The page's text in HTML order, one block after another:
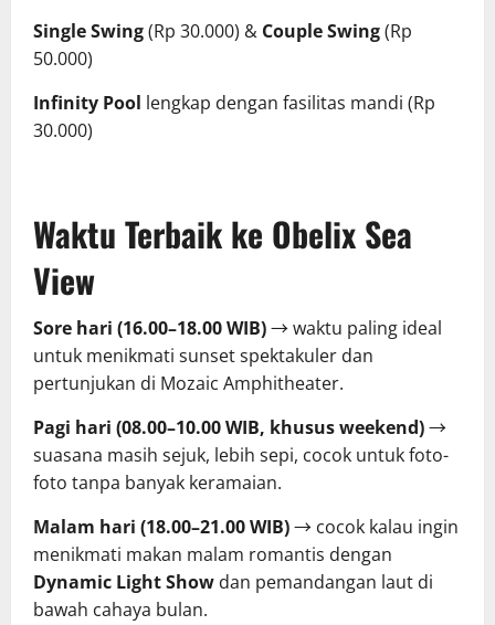
Single Swing(Rp 30.000) & Couple Swing(Rp
50.000)
Infinity Pool lengkap dengan fasilitas mandi (Rp
30.000)
Waktu Terbaik ke Obelix Sea
View
Sore hari (16.00–18.00 WIB)→ waktu paling ideal
untuk menikmati sunset spektakuler dan
pertunjukan di Mozaic Amphitheater.
Pagi hari (08.00–10.00 WIB, khusus weekend)→
suasana masih sejuk, lebih sepi, cocok untuk foto-
foto tanpa banyak keramaian.
Malam hari (18.00–21.00 WIB)→ cocok kalau ingin
menikmati makan malam romantis dengan
Dynamic Light Show dan pemandangan laut di
bawah cahaya bulan.